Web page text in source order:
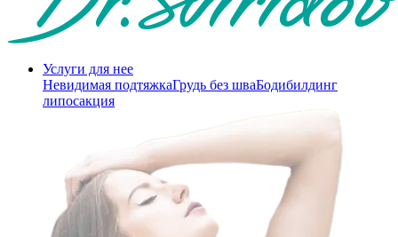
Услуги для нее
Невидимая подтяжкаГрудь без шваБодибилдинг
липосакция